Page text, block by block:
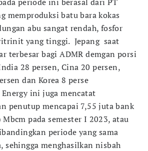
memproduksi batu bara kokas
abu sangat rendah, fosfor
yang tinggi. Jepang saat
terbesar bagi ADMR demgan porsi
28 persen, Cina 20 persen,
dan Korea 8 perse
ini juga mencatat
penutup mencapai 7,55 juta bank
pada semester I 2023, atau
periode yang sama
sehingga menghasilkan nisbah